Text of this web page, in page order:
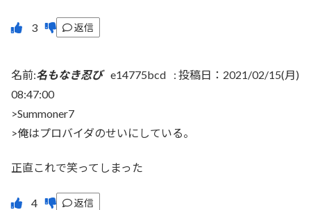
返信
名前:名もなき忍び e14775bcd : 投稿日：2021/02/15(月)
08:47:00
>Summoner7
>俺はプロバイダのせいにしている。
正直これで笑ってしまった
返信